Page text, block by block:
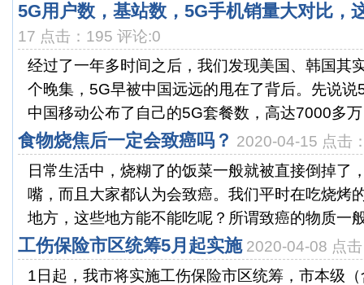
5G用户数，基站数，5G手机销量大对比，
17 点击：195 评论:0
经过了一年多时间之后，我们发现美国、韩国其
个晚集，5G早被中国远远的甩在了背后。先说说
中国移动公布了自己的5G套餐数，高达7000多
食物烧焦后一定会致癌吗？ 2020-04-15 点击
日常生活中，烧糊了的饭菜一般就被直接倒掉了
嘴，而且大家都认为会致癌。我们平时在吃烧烤
地方，这些地方能不能吃呢？所谓致癌的物质一
工伤保险市区统筹5月起实施 2020-04-08 点
1日起，我市将实施工伤保险市区统筹，市本级